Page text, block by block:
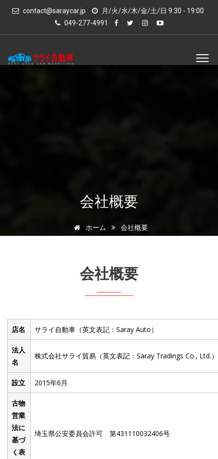
contact@saraycar.jp
月/火/水/木/金/土/日 9:30 - 19:00
049-277-4991
会社概要
ホーム 会社概要
会社概要
店名 サライ自動車（英文表記：Saray Auto）
法人
名
株式会社サライ貿易（英文表記：Saray Tradings Co., Ltd.）
設立 2015年6月
古物
営業
法に
基づ
く表
埼玉県公安委員会許可 第431110032406号